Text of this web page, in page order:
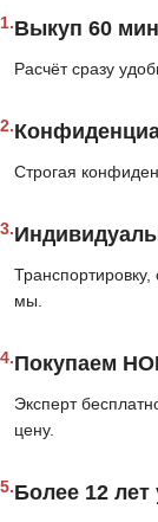
1.Выкуп 60
Расчёт сразу
2.
Строгая
3.
мы.
4.Покупаем
Эксперт
цену.
5.Более 12